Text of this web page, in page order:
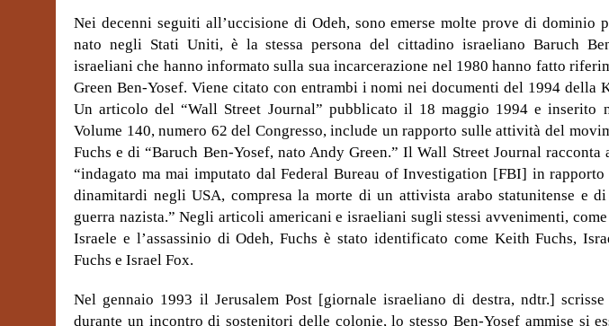
Nei decenni seguiti all’uccisione di Odeh, sono emerse molte prove di dominio
nato negli Stati Uniti, è la stessa persona del cittadino israeliano Baruch
israeliani che hanno informato sulla sua incarcerazione nel 1980 hanno fatto
Green Ben-Yosef. Viene citato con entrambi i nomi nei documenti del 1994 della
Un articolo del “Wall Street Journal” pubblicato il 18 maggio 1994 e inserito
Volume 140, numero 62 del Congresso, include un rapporto sulle attività del
Fuchs e di “Baruch Ben-Yosef, nato Andy Green.” Il Wall Street Journal racconta
“indagato ma mai imputato dal Federal Bureau of Investigation [FBI] in
dinamitardi negli USA, compresa la morte di un attivista arabo statunitense e
guerra nazista.” Negli articoli americani e israeliani sugli stessi avvenimenti,
Israele e l’assassinio di Odeh, Fuchs è stato identificato come Keith Fuchs,
Fuchs e Israel Fox.
Nel gennaio 1993 il Jerusalem Post [giornale israeliano di destra, ndtr.]
durante un incontro di sostenitori delle colonie, lo stesso Ben-Yosef ammise si